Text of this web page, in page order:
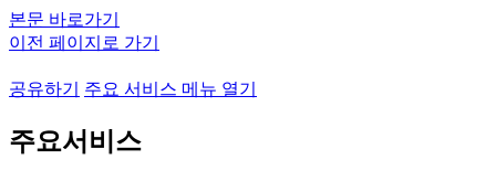
본문 바로가기
이전 페이지로 가기
공유하기 주요 서비스 메뉴 열기
주요서비스